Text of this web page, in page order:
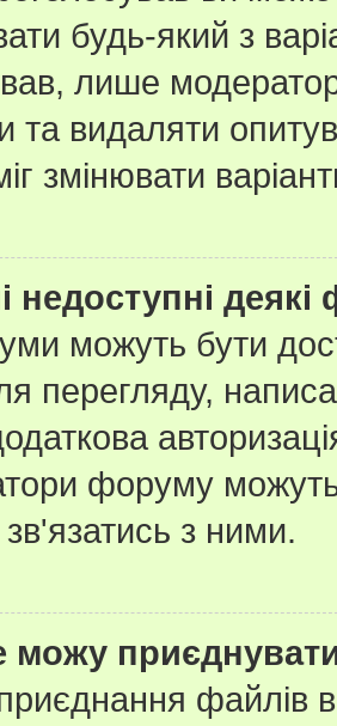
будь-який з
лише
та видаляти
змінювати
недоступні
можуть бути
перегляду,
форуму
з ними.
можу
файлів